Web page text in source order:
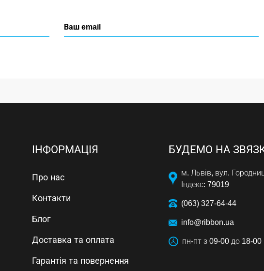
ІНФОРМАЦІЯ
Про нас
Контакти
Блог
Доставка та оплата
Гарантія та повернення
БУДЕМО НА
м. Львів, вул.
Індекс: 79019
(063) 327-64-44
info@ribbon.ua
пн-пт з 09-00 до 18-00